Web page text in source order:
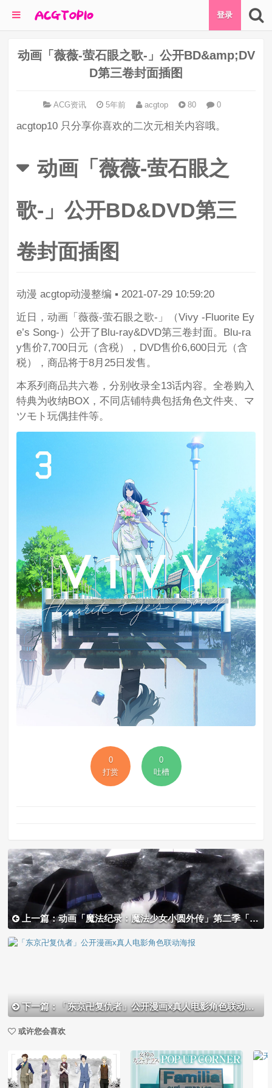
登录
动画「薇薇-萤石眼之歌-」公开BD&amp;DV
D第三卷封面插图
ACG资讯 5年前 acgtop 80 0
acgtop10 只分享你喜欢的二次元相关内容哦。
动画「薇薇-萤石眼之
歌-」公开BD&DVD第三
卷封面插图
动漫 acgtop动漫整编 ▪ 2021-07-29 10:59:20
近日，动画「薇薇-萤石眼之歌-」（Vivy -Fluorite Ey
e’s Song-）公开了Blu-ray&DVD第三卷封面。Blu-ra
y售价7,700日元（含税），DVD售价6,600日元（含
税），商品将于8月25日发售。
本系列商品共六卷，分别收录全13话内容。全卷购入
特典为收纳BOX，不同店铺特典包括角色文件夹、マ
ツモト玩偶挂件等。
0
打赏
0
吐槽
上一篇：动画「魔法纪录：魔法少女小圆外传」第二季「觉醒前夜」公开特别PV
下一篇：「东京卍复仇者」公开漫画x真人电影角色联动海报
或许您会喜欢